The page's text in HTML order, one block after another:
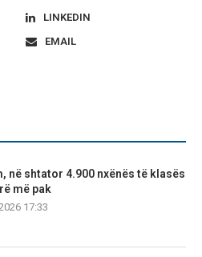
LINKEDIN
EMAIL
në shtator 4.900 nxënës të klasës
më pak
17:33